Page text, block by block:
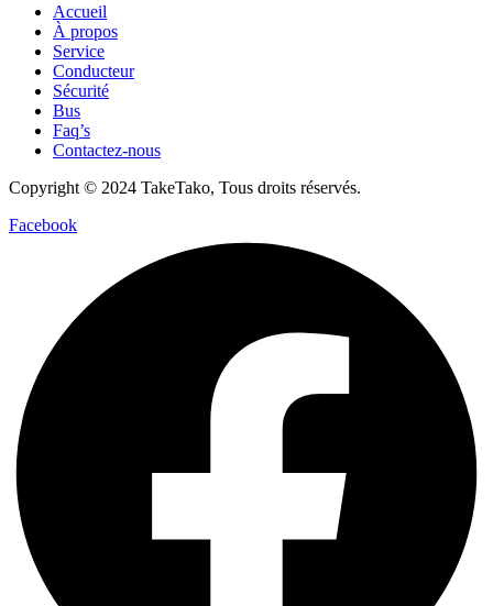
Accueil
À propos
Service
Conducteur
Sécurité
Bus
Faq’s
Contactez-nous
Copyright © 2024 TakeTako, Tous droits réservés.
Facebook